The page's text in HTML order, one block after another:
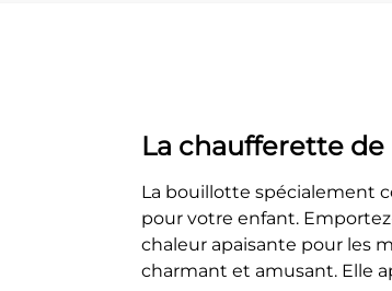
La chaufferette
La bouillotte spécialement
pour votre enfant.
chaleur apaisante pour les
charmant et amusant. Elle